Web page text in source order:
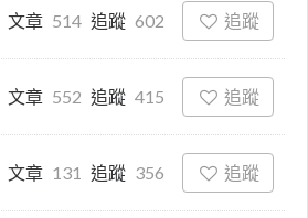
文章 514 追蹤 602 追蹤
文章 552 追蹤 415 追蹤
文章 131 追蹤 356 追蹤